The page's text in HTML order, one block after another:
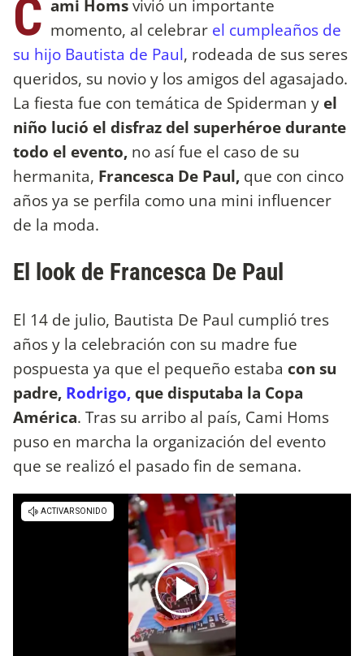
C ami Homsvivió un importante
momento, al celebrar el cumpleaños de
su hijo Bautista de Paul, rodeada de sus seres
queridos, su novio y los amigos del agasajado.
La fiesta fue con temática de Spiderman y el
niño lució el disfraz del superhéroe durante
todo el evento, no así fue el caso de su
hermanita, Francesca De Paul, que con cinco
años ya se perfila como una mini influencer
de la moda.
El look de Francesca De Paul
El 14 de julio, Bautista De Paul cumplió tres
años y la celebración con su madre fue
pospuesta ya que el pequeño estaba con su
padre, Rodrigo,que disputaba la Copa
América. Tras su arribo al país, Cami Homs
puso en marcha la organización del evento
que se realizó el pasado fin de semana.